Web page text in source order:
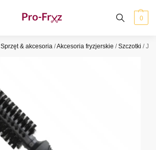
0
Sprzęt & akcesoria /Akcesoria fryzjerskie /Szczotki /